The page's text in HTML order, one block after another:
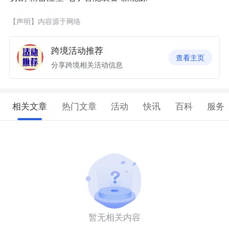
【声明】内容源于网络
跨境活动推荐
分享跨境相关活动信息
查看主页
相关文章 热门文章 活动 快讯 百科 服务
暂无相关内容